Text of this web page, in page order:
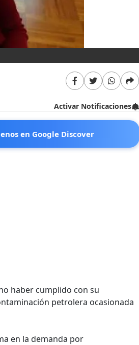
Activar Notificaciones
en Google Discover
haber cumplido con su
petrolera ocasionada
en la demanda por